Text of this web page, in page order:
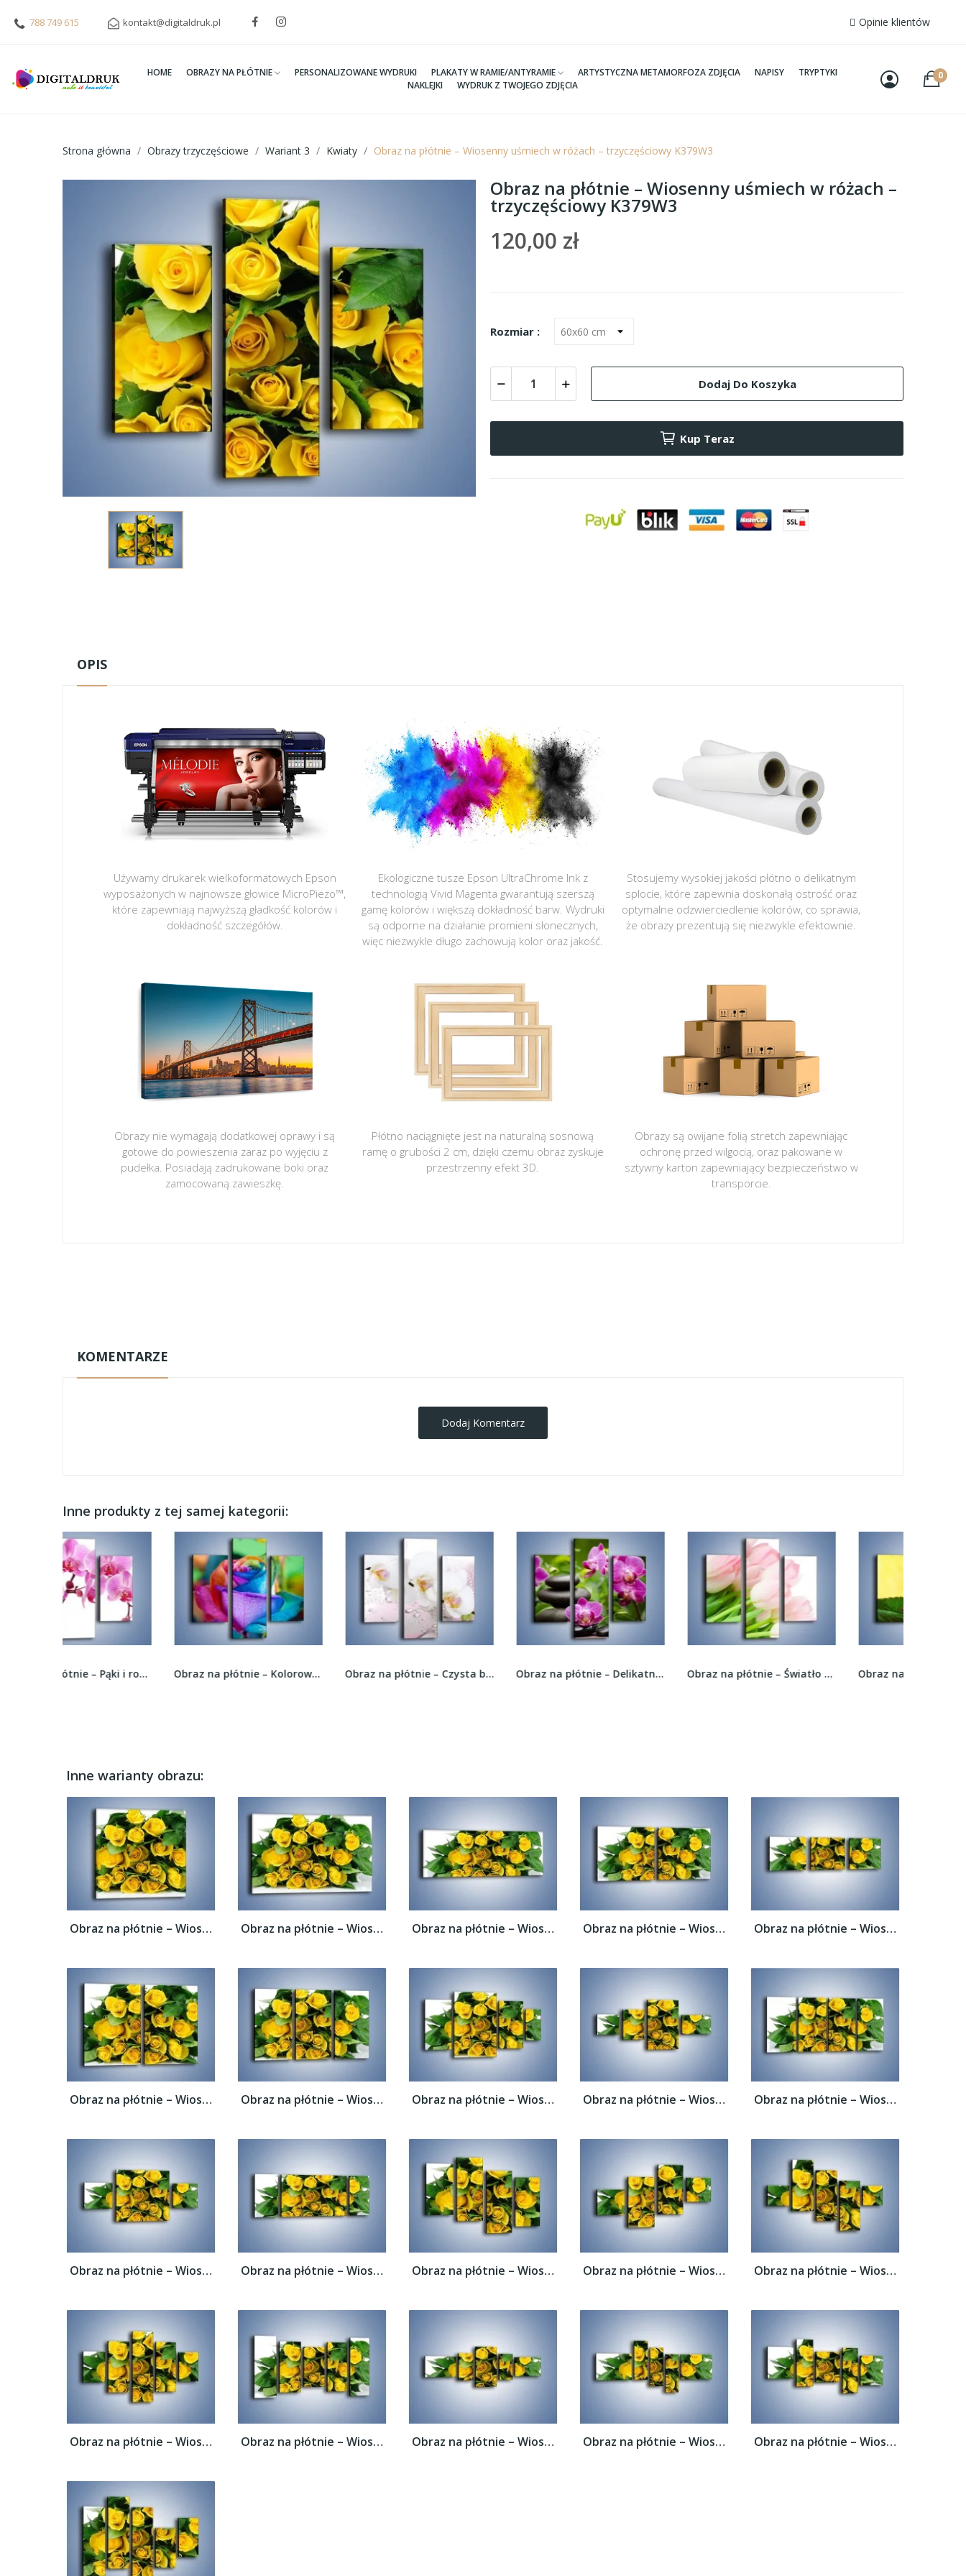
788 749 615 kontakt@digitaldruk.pl Opinie klientów
HOME OBRAZY NA PŁÓTNIE PERSONALIZOWANE WYDRUKI PLAKATY W RAMIE/ANTYRAMIE ARTYSTYCZNA METAMORFOZA ZDJĘCIA NAPISY
TRYPTYKI
NAKLEJKI
WYDRUK Z TWOJEGO ZDJĘCIA
0
Strona główna Obrazy trzyczęściowe Wariant 3 Kwiaty Obraz na płótnie – Wiosenny uśmiech w różach – trzyczęściowy K379W3
Obraz na płótnie – Wiosenny uśmiech w różach –
trzyczęściowy K379W3
120,00 zł
Rozmiar :
Dodaj Do Koszyka
Kup Teraz
OPIS
Używamy drukarek wielkoformatowych Epson
wyposażonych w najnowsze głowice MicroPiezo™,
które zapewniają najwyższą gładkość kolorów i
dokładność szczegółów.
Ekologiczne tusze Epson UltraChrome Ink z
technologią Vivid Magenta gwarantują szerszą
gamę kolorów i większą dokładność barw. Wydruki
są odporne na działanie promieni słonecznych,
więc niezwykle długo zachowują kolor oraz jakość.
Stosujemy wysokiej jakości płótno o delikatnym
splocie, które zapewnia doskonałą ostrość oraz
optymalne odzwierciedlenie kolorów, co sprawia,
że obrazy prezentują się niezwykle efektownie.
Obrazy nie wymagają dodatkowej oprawy i są
gotowe do powieszenia zaraz po wyjęciu z
pudełka. Posiadają zadrukowane boki oraz
zamocowaną zawieszkę.
Płótno naciągnięte jest na naturalną sosnową
ramę o grubości 2 cm, dzięki czemu obraz zyskuje
przestrzenny efekt 3D.
Obrazy są owijane folią stretch zapewniając
ochronę przed wilgocią, oraz pakowane w
sztywny karton zapewniający bezpieczeństwo w
transporcie.
KOMENTARZE
Dodaj Komentarz
Inne produkty z tej samej kategorii:
Obraz na płótnie – Kolorowe obietnice i róże –... Obraz na płótnie – Czysta biel kwiata po... Obraz na płótnie – Delikatne storczyki w silnym... Obraz na płótnie – Światło w kwiatach –... Obraz na płótnie – Róża w domowym zaciszu –...
Inne warianty obrazu:
Obraz na płótnie – Wiosenny uśmiech w... Obraz na płótnie – Wiosenny uśmiech w... Obraz na płótnie – Wiosenny uśmiech w... Obraz na płótnie – Wiosenny uśmiech w... Obraz na płótnie – Wiosenny uśmiech w...
Obraz na płótnie – Wiosenny uśmiech w... Obraz na płótnie – Wiosenny uśmiech w... Obraz na płótnie – Wiosenny uśmiech w... Obraz na płótnie – Wiosenny uśmiech w... Obraz na płótnie – Wiosenny uśmiech w...
Obraz na płótnie – Wiosenny uśmiech w... Obraz na płótnie – Wiosenny uśmiech w... Obraz na płótnie – Wiosenny uśmiech w... Obraz na płótnie – Wiosenny uśmiech w... Obraz na płótnie – Wiosenny uśmiech w...
Obraz na płótnie – Wiosenny uśmiech w... Obraz na płótnie – Wiosenny uśmiech w... Obraz na płótnie – Wiosenny uśmiech w... Obraz na płótnie – Wiosenny uśmiech w... Obraz na płótnie – Wiosenny uśmiech w...